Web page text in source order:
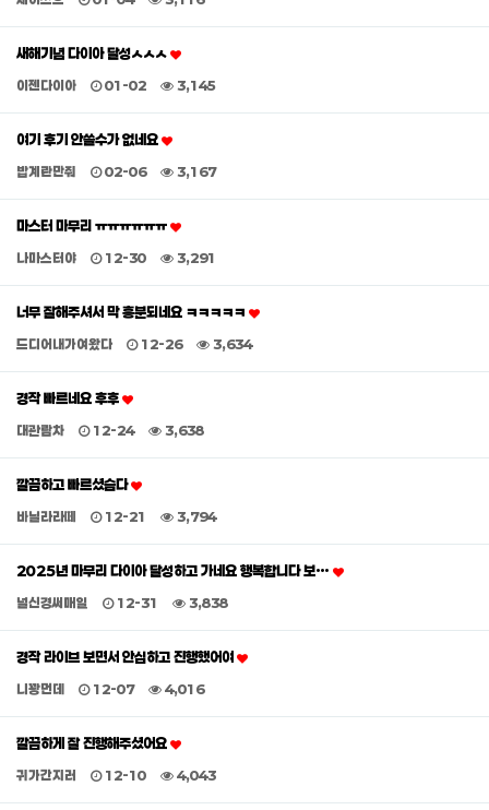
새해기념 다이아 달성ㅅㅅㅅ
이젠다이아 01-02 3,145
여기 후기 안쓸수가 없네요
밥계란만줘 02-06 3,167
마스터 마무리 ㅠㅠㅠㅠㅠㅠ
나마스터야 12-30 3,291
너무 잘해주셔서 막 흥분되네요 ㅋㅋㅋㅋㅋ
드디어내가여왔다 12-26 3,634
경작 빠르네요 후후
대관람차 12-24 3,638
깔끔하고 빠르셨슴다
바닐라라떼 12-21 3,794
2025년 마무리 다이아 달성하고 가네요 행복합니다 보…
널신경써매일 12-31 3,838
경작 라이브 보면서 안심하고 진행했어여
니꽝먼데 12-07 4,016
깔끔하게 잘 진행해주셨어요
귀가간지러 12-10 4,043